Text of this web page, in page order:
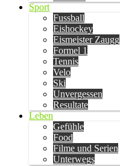
Sport
Fussball
Eishockey
Eismeister Zaugg
Formel 1
Tennis
Velo
Ski
Unvergessen
Resultate
Leben
Gefühle
Food
Filme und Serien
Unterwegs